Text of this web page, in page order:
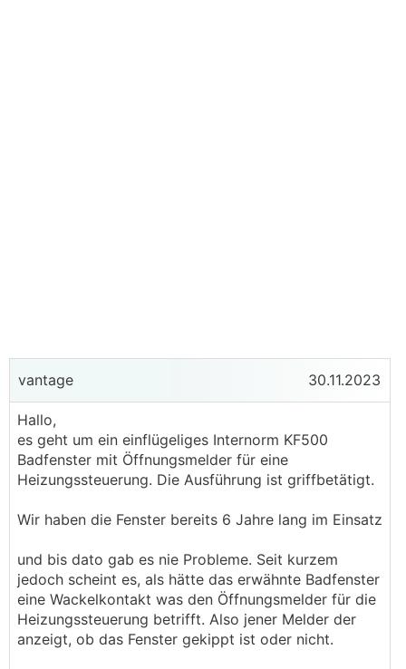
vantage 30.11.2023
Hallo,
es geht um ein einflügeliges Internorm KF500
Badfenster mit Öffnungsmelder für eine
Heizungssteuerung. Die Ausführung ist griffbetätigt.
Wir haben die Fenster bereits 6 Jahre lang im Einsatz
und bis dato gab es nie Probleme. Seit kurzem
jedoch scheint es, als hätte das erwähnte Badfenster
eine Wackelkontakt was den Öffnungsmelder für die
Heizungssteuerung betrifft. Also jener Melder der
anzeigt, ob das Fenster gekippt ist oder nicht.